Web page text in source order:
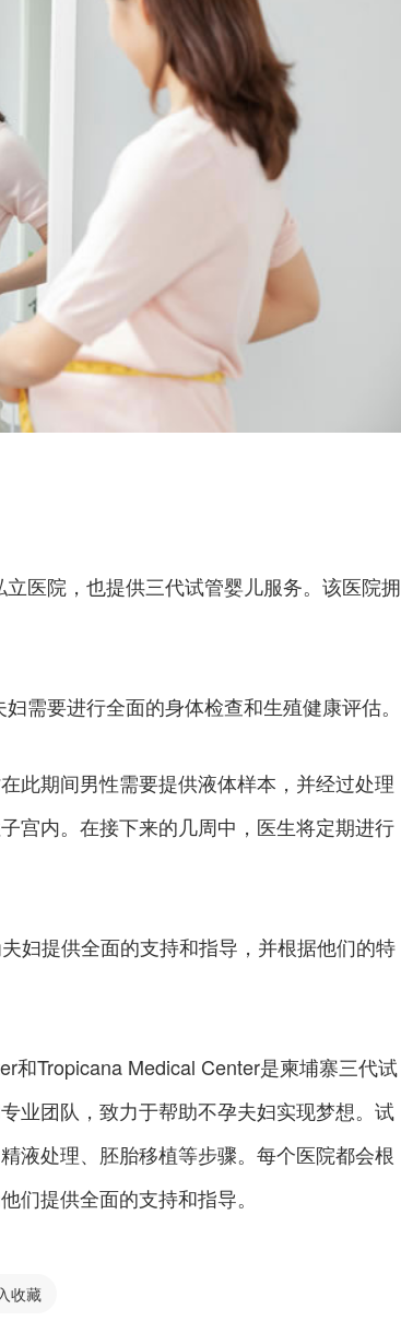
医院，也提供三代试管婴儿服务。该医院拥
需要进行全面的身体检查和生殖健康评估。
此期间男性需要提供液体样本，并经过处理
宫内。在接下来的几周中，医生将定期进行
妇提供全面的支持和指导，并根据他们的特
和Tropicana Medical Center是柬埔寨三代试
业团队，致力于帮助不孕夫妇实现梦想。试
液处理、胚胎移植等步骤。每个医院都会根
们提供全面的支持和指导。
收藏